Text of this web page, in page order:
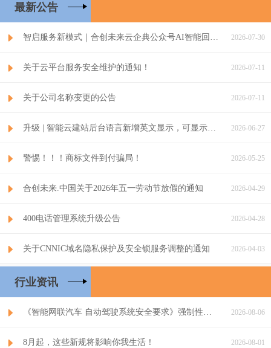
最新公告
智启服务新模式｜合创未来云企典公众号AI智能回复正式启用 2026-07-30
关于云平台服务安全维护的通知！ 2026-07-11
关于公司名称变更的公告 2026-07-11
升级 | 智能云建站后台语言新增英文显示，可显示英文后台界面 2026-06-27
警惕！！！商标文件到付骗局！ 2026-05-25
合创未来.中国关于2026年五一劳动节放假的通知 2026-04-29
400电话管理系统升级公告 2026-04-28
关于CNNIC域名隐私保护及安全锁服务调整的通知 2026-04-03
行业资讯
《智能网联汽车 自动驾驶系统安全要求》强制性国家标准发布，拟... 2026-08-06
8月起，这些新规将影响你我生活！ 2026-08-01